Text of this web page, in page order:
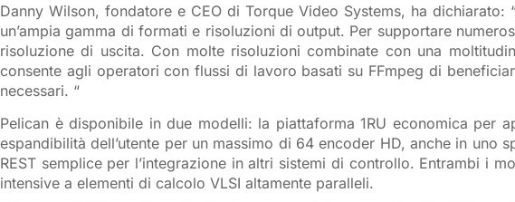
Danny Wilson, fondatore e CEO di Torque Video Systems, ha
un’ampia gamma di formati e risoluzioni di output. Per supportare
risoluzione di uscita. Con molte risoluzioni combinate con una
consente agli operatori con flussi di lavoro basati su FFmpeg di
necessari. “
Pelican è disponibile in due modelli: la piattaforma 1RU economica
espandibilità dell’utente per un massimo di 64 encoder HD, anche in uno
REST semplice per l’integrazione in altri sistemi di controllo. Entrambi i
intensive a elementi di calcolo VLSI altamente paralleli.